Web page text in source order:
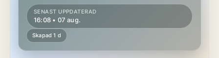
SENAST UPPDATERAD
16:08 • 07 aug.
Skapad 1 d